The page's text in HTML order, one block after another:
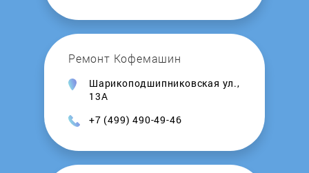
Ремонт Кофемашин
Шарикоподшипниковская ул.,
13А
+7 (499) 490-49-46